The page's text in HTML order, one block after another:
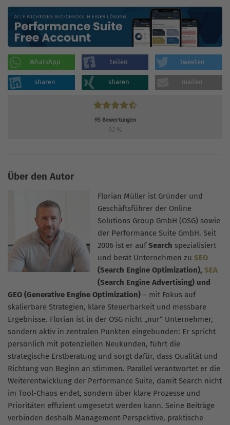
WhatsApp teilen tweeten
sharen sharen mailen
95Bewertungen
92 %
Über den Autor
Florian Müller ist Gründer und
Geschäftsführer der Online
Solutions Group GmbH (OSG) sowie
der Performance Suite GmbH. Seit
2006 ist er aufSearch spezialisiert
und berät Unternehmen zu SEO
(Search Engine Optimization), SEA
(Search Engine Advertising) und
GEO (Generative Engine Optimization) – mit Fokus auf
skalierbare Strategien, klare Steuerbarkeit und messbare
Ergebnisse. Florian ist in der OSG nicht „nur“ Unternehmer,
sondern aktiv in zentralen Punkten eingebunden: Er spricht
persönlich mit potenziellen Neukunden, führt die
strategische Erstberatung und sorgt dafür, dass Qualität und
Richtung von Beginn an stimmen. Parallel verantwortet er die
Weiterentwicklung der Performance Suite, damit Search nicht
im Tool-Chaos endet, sondern über klare Prozesse und
Prioritäten effizient umgesetzt werden kann. Seine Beiträge
verbinden deshalb Management-Perspektive, praktische